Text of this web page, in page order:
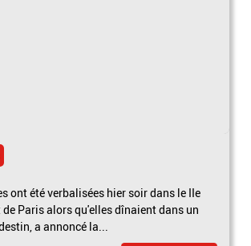
ont été verbalisées hier soir dans le IIe
Paris alors qu'elles dînaient dans un
a annoncé la...